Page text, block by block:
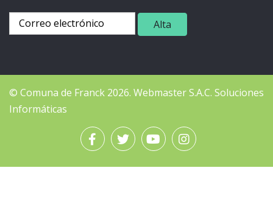
© Comuna de Franck 2026. WebmasterS.A.C. Soluciones
Informáticas